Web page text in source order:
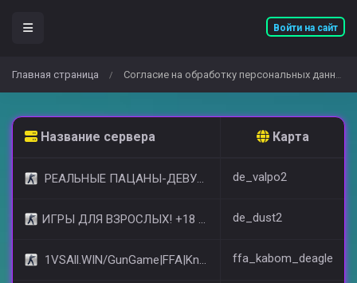
Войти на сайт
Главная страница / Согласие на обработку персональных данных
Название сервера Карта
РЕАЛЬНЫЕ ПАЦАНЫ-ДЕВУШКИ 18+ [STEAM BONUS] de_valpo2
​ИГРЫ ДЛЯ ВЗРОСЛЫХ! +18 © (FREE VIP) de_dust2
1VSAll.WIN/GunGame|FFA|KnIfE MoD ffa_kabom_deagle